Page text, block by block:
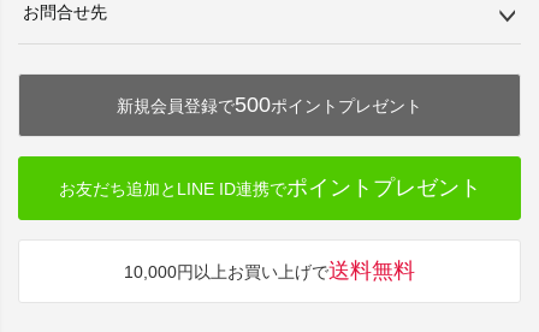
お問合せ先
新規会員登録で500ポイントプレゼント
お友だち追加とLINE ID連携でポイントプレゼント
10,000円以上お買い上げで送料無料